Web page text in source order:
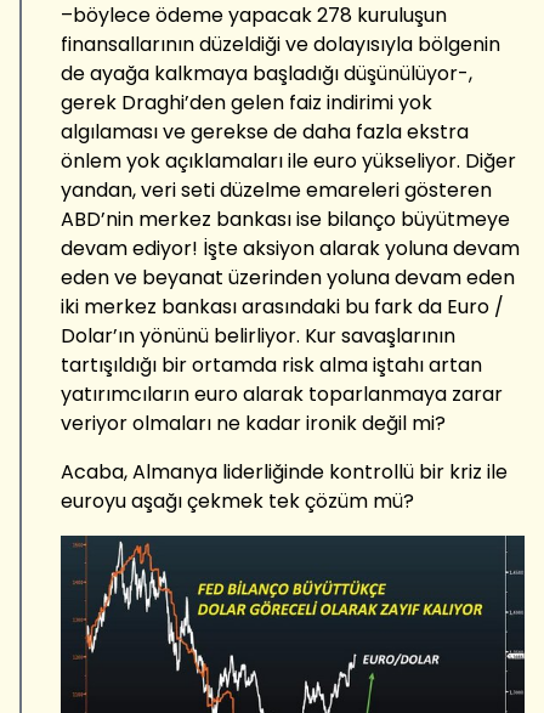
–böylece ödeme yapacak 278 kuruluşun
finansallarının düzeldiği ve dolayısıyla bölgenin
de ayağa kalkmaya başladığı düşünülüyor-,
gerek Draghi’den gelen faiz indirimi yok
algılaması ve gerekse de daha fazla ekstra
önlem yok açıklamaları ile euro yükseliyor. Diğer
yandan, veri seti düzelme emareleri gösteren
ABD’nin merkez bankası ise bilanço büyütmeye
devam ediyor! İşte aksiyon alarak yoluna devam
eden ve beyanat üzerinden yoluna devam eden
iki merkez bankası arasındaki bu fark da Euro /
Dolar’ın yönünü belirliyor. Kur savaşlarının
tartışıldığı bir ortamda risk alma iştahı artan
yatırımcıların euro alarak toparlanmaya zarar
veriyor olmaları ne kadar ironik değil mi?
Acaba, Almanya liderliğinde kontrollü bir kriz ile
euroyu aşağı çekmek tek çözüm mü?